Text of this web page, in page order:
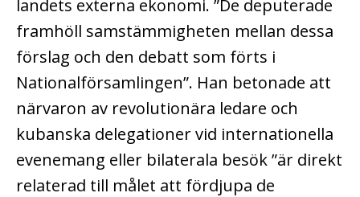
landets externa ekonomi. ”De deputerade
framhöll samstämmigheten mellan dessa
förslag och den debatt som förts i
Nationalförsamlingen”. Han betonade att
närvaron av revolutionära ledare och
kubanska delegationer vid internationella
evenemang eller bilaterala besök ”är direkt
relaterad till målet att fördjupa de